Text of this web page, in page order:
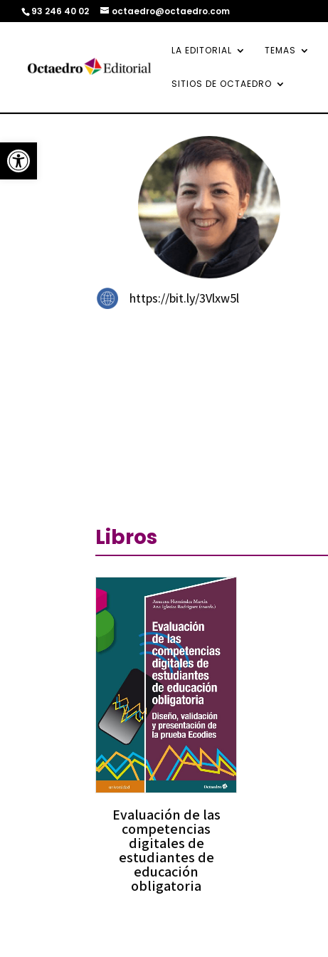
Abrir barra de herramientas
93 246 40 02 octaedro@octaedro.com
LA EDITORIAL TEMAS
SITIOS DE OCTAEDRO
https://bit.ly/3Vlxw5l
Libros
Evaluación de las
competencias
digitales de
estudiantes de
educación
obligatoria